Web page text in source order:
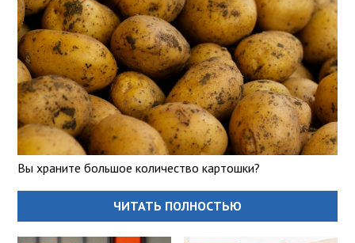
Вы храните большое количество картошки?
ЧИТАТЬ ПОЛНОСТЬЮ